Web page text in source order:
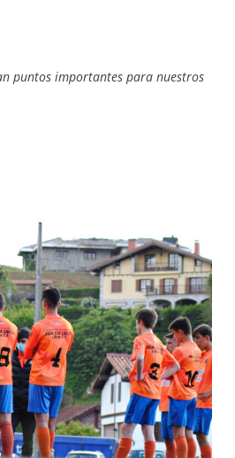
puntos importantes para nuestros